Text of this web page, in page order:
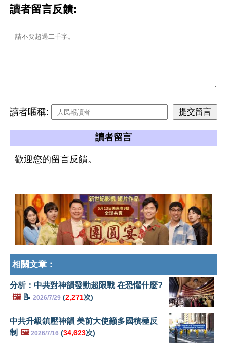
讀者留言反饋:
讀者暱稱:
讀者留言
歡迎您的留言反饋。
相關文章：
分析：中共對神韻發動超限戰 在恐懼什麼?
🖼️📝 2026/7/29 (2,271次)
中共升級鎮壓神韻 美前大使籲多國積極反
制 🖼️ 2026/7/16 (34,623次)